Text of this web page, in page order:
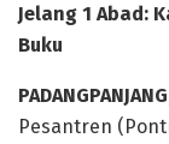
Jelang 1 Abad:
Buku
Pesantren